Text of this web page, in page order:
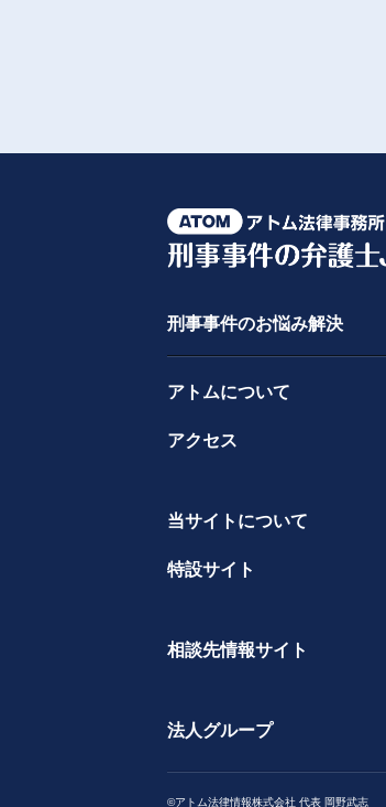
刑事事件のお悩み解決
アトムについて
アクセス
当サイトについて
特設サイト
相談先情報サイト
法人グループ
©アトム法律情報株式会社 代表 岡野武志